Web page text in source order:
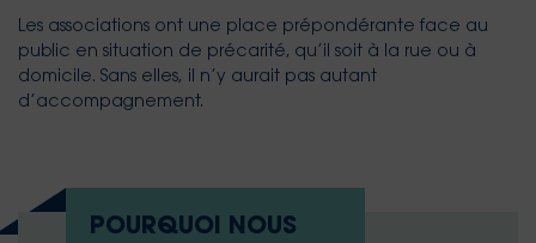
Les associations ont une place prépondérante face au
public en situation de précarité, qu’il soit à la rue ou à
domicile. Sans elles, il n’y aurait pas autant
d’accompagnement.
POURQUOI NOUS